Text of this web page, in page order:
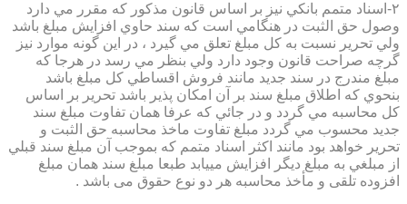
۲-اسناد متمم بانكي نيز بر اساس قانون مذكور كه مقرر مي دارد
وصول حق الثبت در هنگامي است كه سند حاوي افزايش مبلغ باشد
ولي تحرير نسبت به كل مبلغ تعلق مي گيرد ، در اين گونه موارد نيز
گرچه صراحت قانون وجود دارد ولي بنظر مي رسد در هرجا كه
مبلغ مندرج در سند جديد مانند فروش اقساطي كل مبلغ باشد
بنحوي كه اطلاق مبلغ سند بر آن امكان پذير باشد تحرير بر اساس
كل محاسبه مي گردد و در جائي كه عرفا همان تفاوت مبلغ سند
جديد محسوب مي گردد مبلغ تفاوت ماخذ محاسبه حق الثبت و
تحرير خواهد بود مانند اكثر اسناد متمم كه بموجب آن مبلغ سند قبلي
از مبلغي به مبلغ ديگر افزايش مييابد طبعا مبلغ سند همان مبلغ
افزوده تلقی و مأخذ محاسبه هر دو نوع حقوق می باشد .